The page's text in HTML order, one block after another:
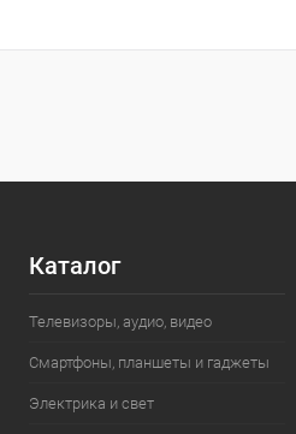
Каталог
Телевизоры, аудио, видео
Смартфоны, планшеты и гаджеты
Электрика и свет